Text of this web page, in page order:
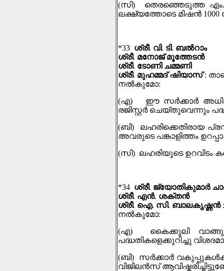
(സി) തെരഞ്ഞെടുത്ത എം
ലക്ഷ്യത്തോടെ മിഷന്‍ 1000
*33 ശ്രീ. വി. ടി. ബൽറാം
ശ്രീ. മനോജ് മൂത്തേടൻ
ശ്രീ. ടോണി ചമ്മണി
ശ്രീ. മുഹമ്മദ് ഷിയാസ് :
നല്‍കുമോ:
(എ) ഈ സര്‍ക്കാര്‍
രജിസ്റ്റര്‍ ചെയ്തുവെന്നും
(ബി) ലഹരിക്കെതിരായ
അവരുടെ പങ്കാളിത്തം
(സി) ലഹരിയുടെ ഉറവിടം
*34 ശ്രീ. ജ്യോതികുമാർ
ശ്രീ. എൻ. ശക്തൻ
ശ്രീ. ഐ. സി. ബാലകൃഷ്ണന്‍
നല്‍കുമോ:
(എ) കൈക്കൂലി
പദ്ധതികളെക്കുറിച്ചു
(ബി) സർക്കാർ
വിജിലൻസ്